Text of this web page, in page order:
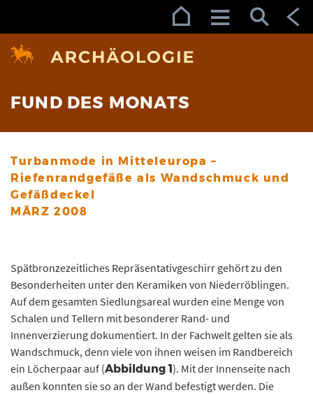
FUND DES MONATS
Turbanmode in Mitteleuropa –
Riefenrandgefäße als Wandschmuck und
Gefäßdeckel
MÄRZ 2008
Spätbronzezeitliches Repräsentativgeschirr gehört zu den
Besonderheiten unter den Keramiken von Niederröblingen.
Auf dem gesamten Siedlungsareal wurden eine Menge von
Schalen und Tellern mit besonderer Rand- und
Innenverzierung dokumentiert. In der Fachwelt gelten sie als
Wandschmuck, denn viele von ihnen weisen im Randbereich
ein Löcherpaar auf (Abbildung 1 ). Mit der Innenseite nach
außen konnten sie so an der Wand befestigt werden. Die